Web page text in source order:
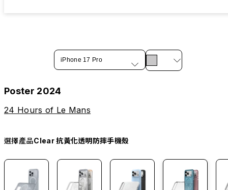
iPhone 17 Pro
Poster 2024
24 Hours of Le Mans
選擇產品Clear 抗黃化透明防摔手機殼